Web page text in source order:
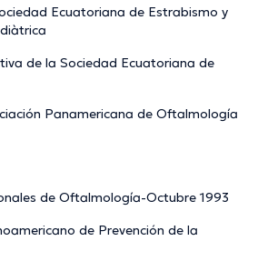
Ecuatoriana de Estrabismo y
de la Sociedad Ecuatoriana de
Panamericana de Oftalmología
de Oftalmología-Octubre 1993
de Prevención de la